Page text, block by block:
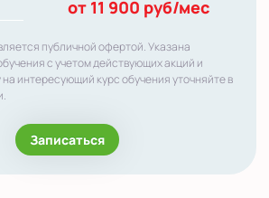
от 11 900 руб/мес
публичной офертой. Указана
с учетом действующих акций и
интересующий курс обучения уточняйте в
Записаться